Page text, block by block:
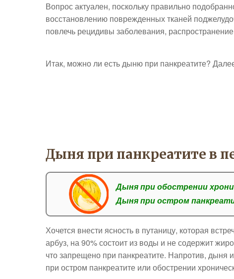
Вопрос актуален, поскольку правильно
восстановлению поврежденных тканей
повлечь рецидивы заболевания,
Итак, можно ли есть дыню при панкреатите?
Дыня при панкреатите в
Дыня при обострении
Дыня при остром
Хочется внести ясность в путаницу, которая
арбуз, на 90% состоит из воды и не содержит
что запрещено при панкреатите. Напротив,
при остром панкреатите или обострении